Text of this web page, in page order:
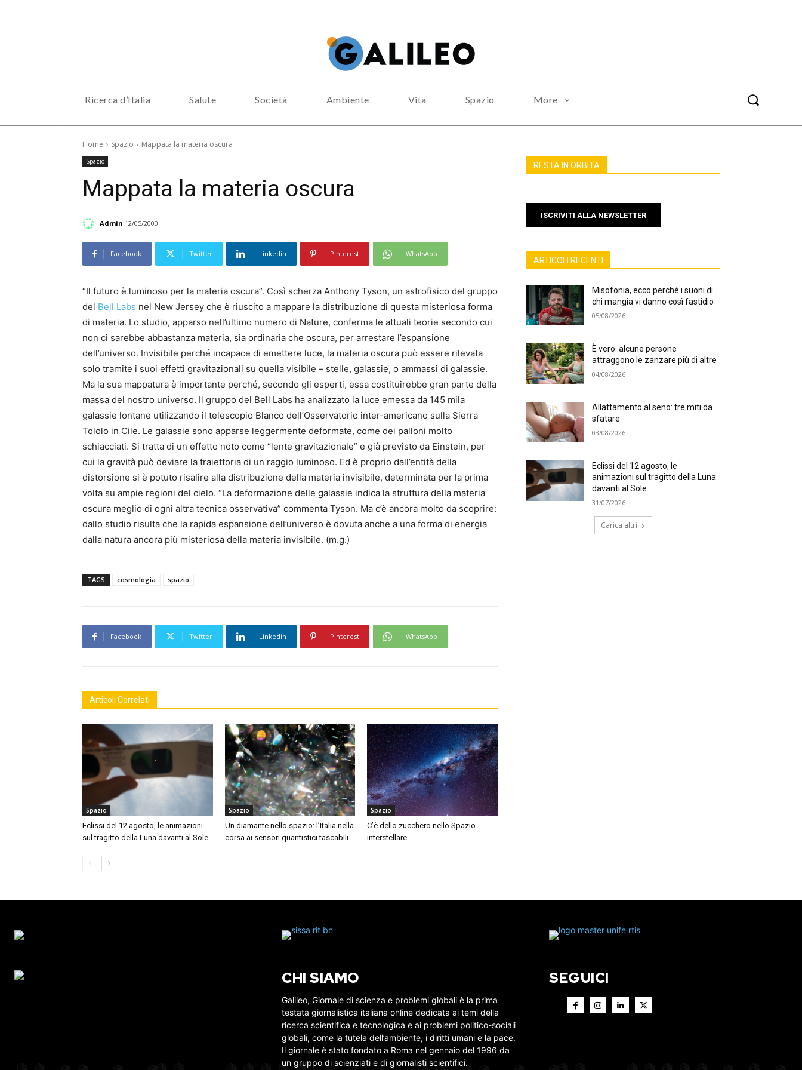
Ricerca d’Italia Salute Società Ambiente Vita Spazio More
Home Spazio Mappata la materia oscura
Spazio
Mappata la materia oscura
Admin 12/05/2000
Facebook Twitter Linkedin Pinterest WhatsApp
“Il futuro è luminoso per la materia oscura”. Così scherza Anthony Tyson, un astrofisico del gruppo
del Bell Labs nel New Jersey che è riuscito a mappare la distribuzione di questa misteriosa forma
di materia. Lo studio, apparso nell’ultimo numero di Nature, conferma le attuali teorie secondo cui
non ci sarebbe abbastanza materia, sia ordinaria che oscura, per arrestare l’espansione
dell’universo. Invisibile perché incapace di emettere luce, la materia oscura può essere rilevata
solo tramite i suoi effetti gravitazionali su quella visibile – stelle, galassie, o ammassi di galassie.
Ma la sua mappatura è importante perché, secondo gli esperti, essa costituirebbe gran parte della
massa del nostro universo. Il gruppo del Bell Labs ha analizzato la luce emessa da 145 mila
galassie lontane utilizzando il telescopio Blanco dell’Osservatorio inter-americano sulla Sierra
Tololo in Cile. Le galassie sono apparse leggermente deformate, come dei palloni molto
schiacciati. Si tratta di un effetto noto come “lente gravitazionale” e già previsto da Einstein, per
cui la gravità può deviare la traiettoria di un raggio luminoso. Ed è proprio dall’entità della
distorsione si è potuto risalire alla distribuzione della materia invisibile, determinata per la prima
volta su ampie regioni del cielo. “La deformazione delle galassie indica la struttura della materia
oscura meglio di ogni altra tecnica osservativa” commenta Tyson. Ma c’è ancora molto da scoprire:
dallo studio risulta che la rapida espansione dell’universo è dovuta anche a una forma di energia
dalla natura ancora più misteriosa della materia invisibile. (m.g.)
TAGS cosmologia spazio
Facebook Twitter Linkedin Pinterest WhatsApp
Articoli Correlati
Spazio
Eclissi del 12 agosto, le animazioni
sul tragitto della Luna davanti al Sole
Spazio
Un diamante nello spazio: l’Italia nella
corsa ai sensori quantistici tascabili
Spazio
C’è dello zucchero nello Spazio
interstellare
RESTA IN ORBITA
ISCRIVITI ALLA NEWSLETTER
ARTICOLI RECENTI
Misofonia, ecco perché i suoni di
chi mangia vi danno così fastidio
05/08/2026
È vero: alcune persone
attraggono le zanzare più di altre
04/08/2026
Allattamento al seno: tre miti da
sfatare
03/08/2026
Eclissi del 12 agosto, le
animazioni sul tragitto della Luna
davanti al Sole
31/07/2026
Carica altri
CHI SIAMO
Galileo, Giornale di scienza e problemi globali è la prima
testata giornalistica italiana online dedicata ai temi della
ricerca scientifica e tecnologica e ai problemi politico-sociali
globali, come la tutela dell’ambiente, i diritti umani e la pace.
Il giornale è stato fondato a Roma nel gennaio del 1996 da
un gruppo di scienziati e di giornalisti scientifici.
SEGUICI